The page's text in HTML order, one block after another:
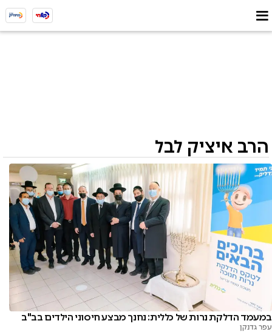
הרב איציק לבל
במעמד הדלקת נרות של כללית: נחנך מבצע חיסוני הילדים בב"ב
עפר גדנקן